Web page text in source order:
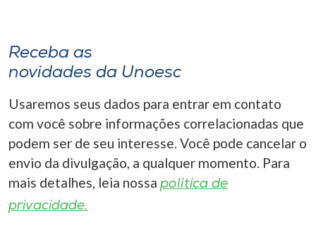
Receba as
novidades da Unoesc
Usaremos seus dados para entrar em contato
com você sobre informações correlacionadas que
podem ser de seu interesse. Você pode cancelar o
envio da divulgação, a qualquer momento. Para
mais detalhes, leia nossa política de
privacidade.